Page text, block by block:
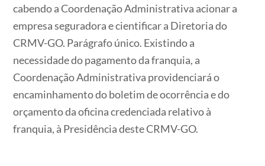
cabendo a Coordenação Administrativa acionar a
empresa seguradora e cientificar a Diretoria do
CRMV-GO. Parágrafo único. Existindo a
necessidade do pagamento da franquia, a
Coordenação Administrativa providenciará o
encaminhamento do boletim de ocorrência e do
orçamento da oficina credenciada relativo à
franquia, à Presidência deste CRMV-GO.